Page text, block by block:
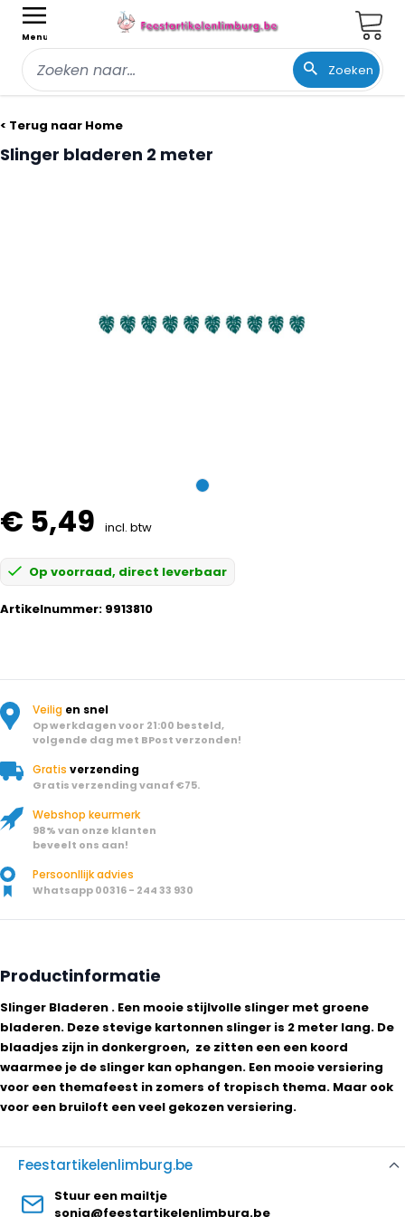
Menu
Zoeken
< Terug naar Home
Slinger bladeren 2 meter
€ 5,49 incl. btw
Op voorraad, direct leverbaar
Artikelnummer: 9913810
Veilig en snel
Op werkdagen voor 21:00 besteld,
volgende dag met BPost verzonden!
Gratis verzending
Gratis verzending vanaf €75.
Webshop keurmerk
98% van onze klanten
beveelt ons aan!
Persoonllijk advies
Whatsapp 00316 - 244 33 930
Productinformatie
Slinger Bladeren . Een mooie stijlvolle slinger met groene
bladeren. Deze stevige kartonnen slinger is 2 meter lang. De
blaadjes zijn in donkergroen, ze zitten een een koord
waarmee je de slinger kan ophangen. Een mooie versiering
voor een themafeest in zomers of tropisch thema. Maar ook
voor een bruiloft een veel gekozen versiering.
Feestartikelenlimburg.be
Stuur een mailtje
sonja@feestartikelenlimburg.be